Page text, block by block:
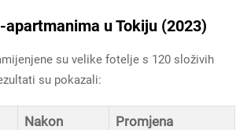
u Tokiju (2023)
su velike fotelje s 120 složivih
su pokazali:
Nakon
Promjena